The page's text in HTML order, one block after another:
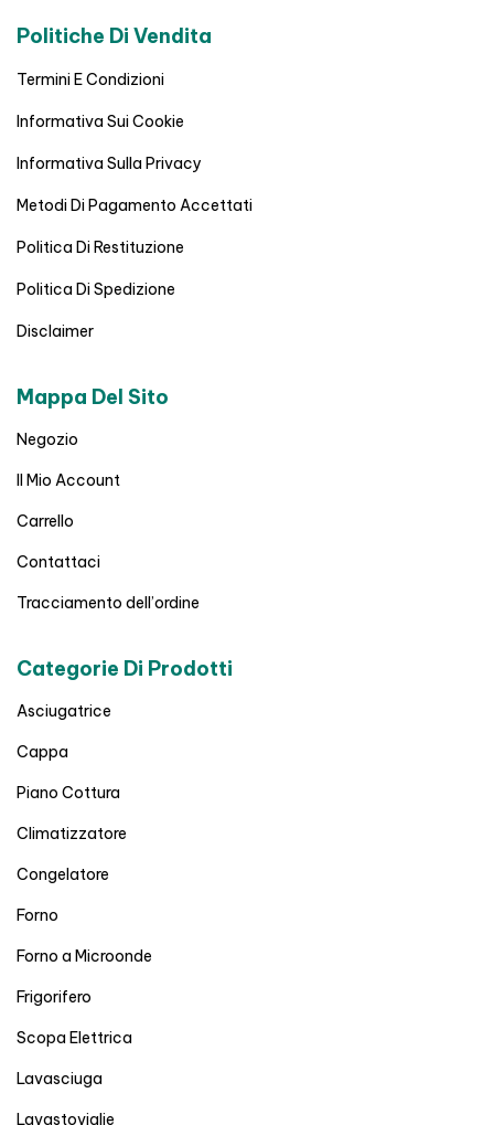
Politiche Di Vendita
Termini E Condizioni
Informativa Sui Cookie
Informativa Sulla Privacy
Metodi Di Pagamento Accettati
Politica Di Restituzione
Politica Di Spedizione
Disclaimer
Mappa Del Sito
Negozio
Il Mio Account
Carrello
Contattaci
Tracciamento dell’ordine
Categorie Di Prodotti
Asciugatrice
Cappa
Piano Cottura
Climatizzatore
Congelatore
Forno
Forno a Microonde
Frigorifero
Scopa Elettrica
Lavasciuga
Lavastoviglie